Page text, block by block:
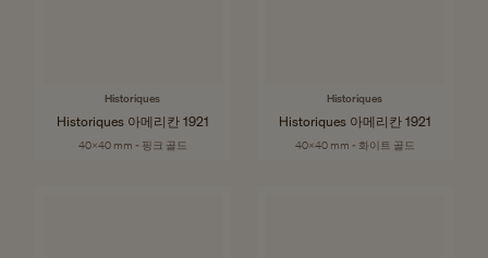
Historiques
Historiques 아메리칸 1921
40x40 mm - 핑크 골드
Historiques
Historiques 아메리칸 1921
40x40 mm - 화이트 골드